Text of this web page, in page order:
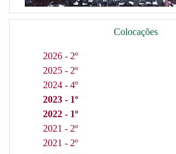
Colocações
2026 - 2º
2025 - 2º
2024 - 4º
2023 - 1º
2022 - 1º
2021 - 2º
2021 - 2º